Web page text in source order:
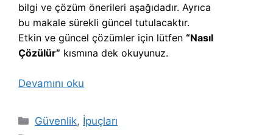
bilgi ve çözüm önerileri aşağıdadır. Ayrıca
bu makale sürekli güncel tutulacaktır.
Etkin ve güncel çözümler için lütfen “Nasıl
Çözülür” kısmına dek okuyunuz.
Devamını oku
Kategoriler
Güvenlik, İpuçları